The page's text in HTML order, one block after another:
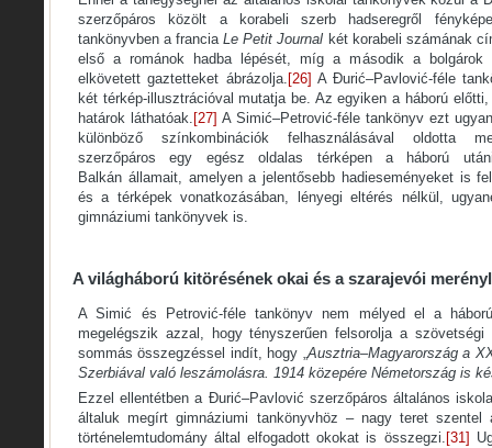
szerzőpáros közölt a korabeli szerb hadseregről
tankönyvben a franciaLe Petit Journal két korabeli számának
első a románok hadba lépését, míg a második a
elkövetett gaztetteket ábrázolja. [26] A Đurić–Pavlović-féle
két térkép-illusztrációval mutatja be. Az egyiken a háború
határok láthatóak. [27] A Simić–Petrović-féle tankönyv ezt
különböző színkombinációk felhasználásával oldotta
szerzőpáros egy egész oldalas térképen a háború
Balkán államait, amelyen a jelentősebb hadieseményeket is
és a térképek vonatkozásában, lényegi eltérés nélkül,
gimnáziumi tankönyvek is.
A világháború kitörésének okai és a szarajevói
A Simić és Petrović-féle tankönyv nem mélyed el a
megelégszik azzal, hogy tényszerűen felsorolja a
sommás összegzéssel indít, hogy „Ausztria–Magyarországa
Szerbiával való leszámolásra. 1914 közepére Németország is
Ezzel ellentétben a Đurić–Pavlović szerzőpáros általános
általuk megírt gimnáziumi tankönyvhöz – nagy teret
történelemtudomány által elfogadott okokat is összegzi. [31]